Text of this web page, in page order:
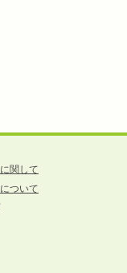
関して
ついて